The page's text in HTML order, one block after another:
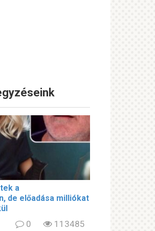
a
de előadása milliókat
0 113485